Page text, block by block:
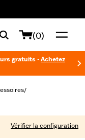
(0)
gratuits - Achetez
/
Vérifier la configuration